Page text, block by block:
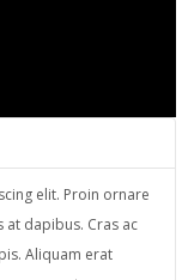
elit. Proin ornare
at dapibus. Cras ac
Aliquam erat